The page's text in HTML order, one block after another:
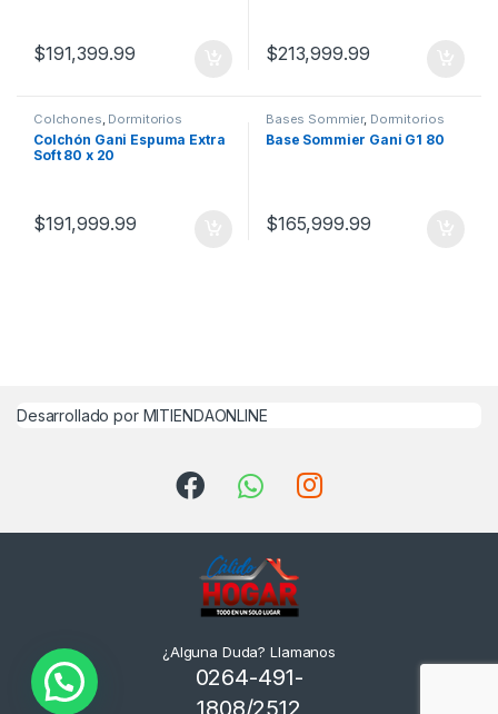
$191,399.99 $213,999.99
Colchones, Dormitorios
Colchón Gani Espuma Extra
Soft 80 x 20
$191,999.99
Bases Sommier, Dormitorios
Base Sommier Gani G1 80
$165,999.99
Desarrollado por MITIENDAONLINE
¿Alguna Duda? Llamanos
0264-491-